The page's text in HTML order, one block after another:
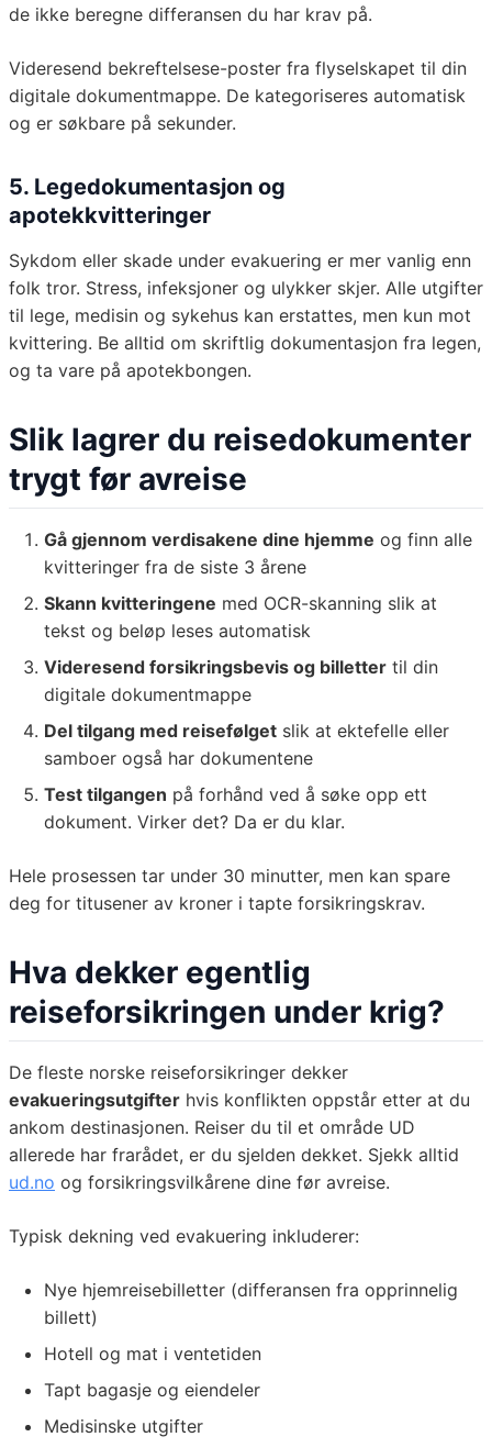
de ikke beregne differansen du har krav på.
Videresend bekreftelsese-poster fra flyselskapet til din
digitale dokumentmappe. De kategoriseres automatisk
og er søkbare på sekunder.
5. Legedokumentasjon og
apotekkvitteringer
Sykdom eller skade under evakuering er mer vanlig enn
folk tror. Stress, infeksjoner og ulykker skjer. Alle utgifter
til lege, medisin og sykehus kan erstattes, men kun mot
kvittering. Be alltid om skriftlig dokumentasjon fra legen,
og ta vare på apotekbongen.
Slik lagrer du reisedokumenter
trygt før avreise
Gå gjennom verdisakene dine hjemme og finn alle
kvitteringer fra de siste 3 årene
Skann kvitteringene med OCR-skanning slik at
tekst og beløp leses automatisk
Videresend forsikringsbevis og billetter til din
digitale dokumentmappe
Del tilgang med reisefølget slik at ektefelle eller
samboer også har dokumentene
Test tilgangen på forhånd ved å søke opp ett
dokument. Virker det? Da er du klar.
Hele prosessen tar under 30 minutter, men kan spare
deg for titusener av kroner i tapte forsikringskrav.
Hva dekker egentlig
reiseforsikringen under krig?
De fleste norske reiseforsikringer dekker
evakueringsutgifter hvis konflikten oppstår etter at du
ankom destinasjonen. Reiser du til et område UD
allerede har frarådet, er du sjelden dekket. Sjekk alltid
ud.no og forsikringsvilkårene dine før avreise.
Typisk dekning ved evakuering inkluderer:
Nye hjemreisebilletter (differansen fra opprinnelig
billett)
Hotell og mat i ventetiden
Tapt bagasje og eiendeler
Medisinske utgifter